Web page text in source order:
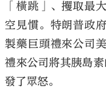
「橫跳」、攫取最
空見慣。特朗普政
製藥巨頭禮來公司
禮來公司將其胰島
發了眾怒。